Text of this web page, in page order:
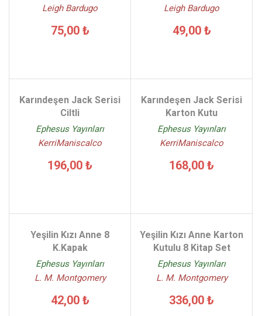
Victor Hugo - (88)
William Shakespeare - (86)
Leigh Bardugo
75,00 ₺
Leigh Bardugo
49,00 ₺
Karındeşen Jack Serisi
Ciltli
Ephesus Yayınları
KerriManiscalco
196,00 ₺
Karındeşen Jack Serisi
Karton Kutu
Ephesus Yayınları
KerriManiscalco
168,00 ₺
Yeşilin Kızı Anne 8
K.Kapak
Ephesus Yayınları
L. M. Montgomery
42,00 ₺
Yeşilin Kızı Anne Karton
Kutulu 8 Kitap Set
Ephesus Yayınları
L. M. Montgomery
336,00 ₺